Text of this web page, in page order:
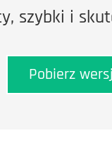
szybki i
Pobierz